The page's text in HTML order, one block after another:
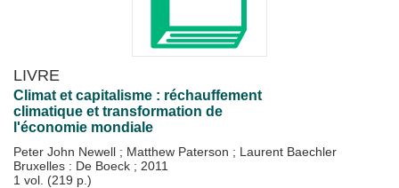
LIVRE
Climat et capitalisme : réchauffement
climatique et transformation de
l'économie mondiale
Peter John Newell ; Matthew Paterson ; Laurent Baechler
Bruxelles : De Boeck ; 2011
1 vol. (219 p.)